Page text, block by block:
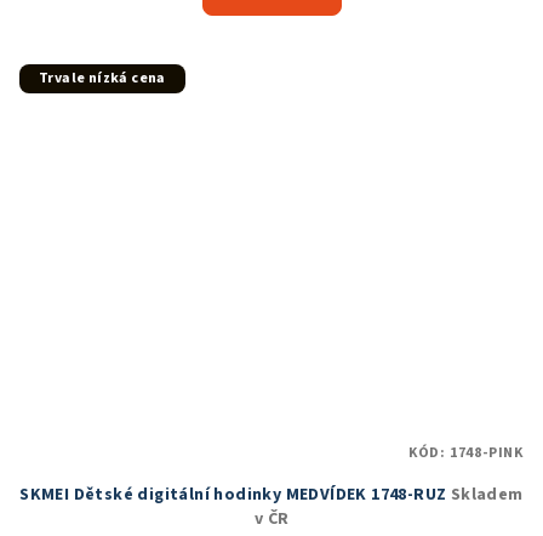
Trvale nízká cena
SKMEI Dětské digitální hodinky MEDVÍDEK 1748-RUZ Skladem
v ČR
KÓD: 1748-PINK